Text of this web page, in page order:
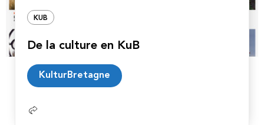
KUB
De la culture en KuB
KulturBretagne